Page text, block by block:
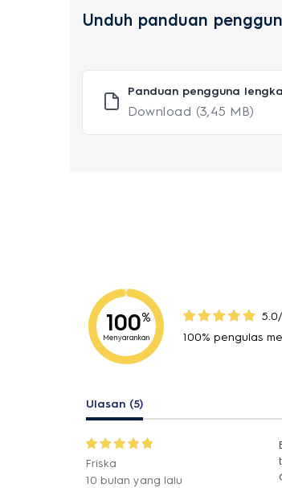
Unduh panduan
Panduan pengguna
Download (3,45 MB)
100%
Menyarankan
100% pengulas
Ulasan (5)
Friska
10 bulan yang lalu